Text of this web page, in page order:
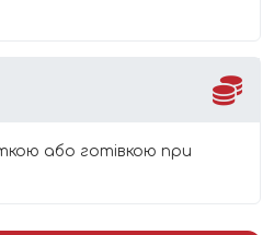
або готівкою при